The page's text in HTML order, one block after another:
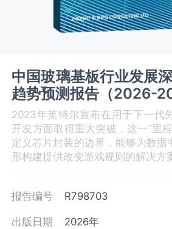
中国‌玻璃基板‌行业发展
趋势预测报告（2026-
2023年英特尔宣布在用于下一代
开发方面取得重大突破，这一“里
定义芯片封装的边界，能够为数据
形构建提供改变游戏规则的解决方
报告编号 R798703
出版日期 2026年